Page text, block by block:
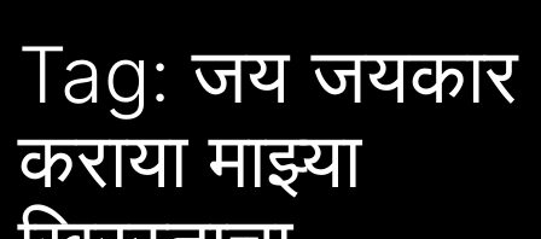
Tag:जय जयकार
कराया माझ्या